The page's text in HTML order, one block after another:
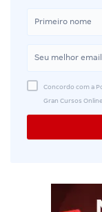
Concordo com a
Gran Cursos Online.